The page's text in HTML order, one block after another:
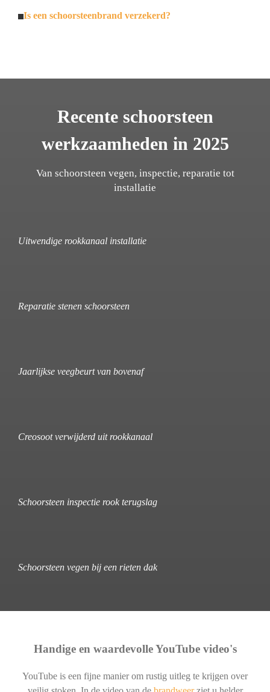
Is een schoorsteenbrand verzekerd?
Recente schoorsteen
werkzaamheden in 2025
Van schoorsteen vegen, inspectie, reparatie tot
installatie
Uitwendige rookkanaal installatie
Reparatie stenen schoorsteen
Jaarlijkse veegbeurt van bovenaf
Creosoot verwijderd uit rookkanaal
Schoorsteen inspectie rook terugslag
Schoorsteen vegen bij een rieten dak
Handige en waardevolle YouTube video's
YouTube is een fijne manier om rustig uitleg te krijgen over